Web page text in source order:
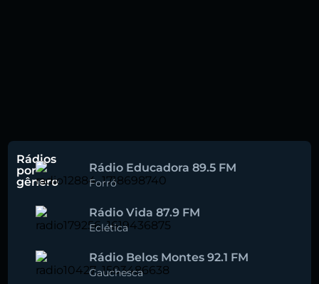
Rádios
por
gênero
Rádio Educadora 89.5 FM
Forró
Rádio Vida 87.9 FM
Eclética
Rádio Belos Montes 92.1 FM
Gauchesca